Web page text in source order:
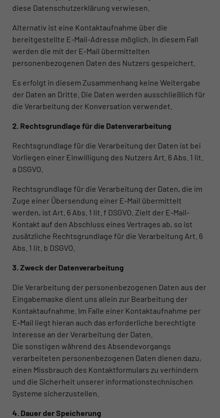
diese Datenschutzerklärung verwiesen.
Alternativ ist eine Kontaktaufnahme über die
bereitgestellte E-Mail-Adresse möglich. In diesem Fall
werden die mit der E-Mail übermittelten
personenbezogenen Daten des Nutzers gespeichert.
Es erfolgt in diesem Zusammenhang keine Weitergabe
der Daten an Dritte. Die Daten werden ausschließlich für
die Verarbeitung der Konversation verwendet.
2. Rechtsgrundlage für die Datenverarbeitung
Rechtsgrundlage für die Verarbeitung der Daten ist bei
Vorliegen einer Einwilligung des Nutzers Art. 6 Abs. 1 lit.
a DSGVO.
Rechtsgrundlage für die Verarbeitung der Daten, die im
Zuge einer Übersendung einer E-Mail übermittelt
werden, ist Art. 6 Abs. 1 lit. f DSGVO. Zielt der E-Mail-
Kontakt auf den Abschluss eines Vertrages ab, so ist
zusätzliche Rechtsgrundlage für die Verarbeitung Art. 6
Abs. 1 lit. b DSGVO.
3. Zweck der Datenverarbeitung
Die Verarbeitung der personenbezogenen Daten aus der
Eingabemaske dient uns allein zur Bearbeitung der
Kontaktaufnahme. Im Falle einer Kontaktaufnahme per
E-Mail liegt hieran auch das erforderliche berechtigte
Interesse an der Verarbeitung der Daten.
Die sonstigen während des Absendevorgangs
verarbeiteten personenbezogenen Daten dienen dazu,
einen Missbrauch des Kontaktformulars zu verhindern
und die Sicherheit unserer informationstechnischen
Systeme sicherzustellen.
4. Dauer der Speicherung